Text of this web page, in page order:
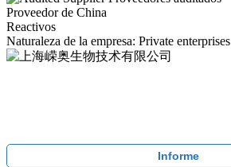
Proveedor de China
Reactivos
Naturaleza de la empresa: Private enterprises
Informe